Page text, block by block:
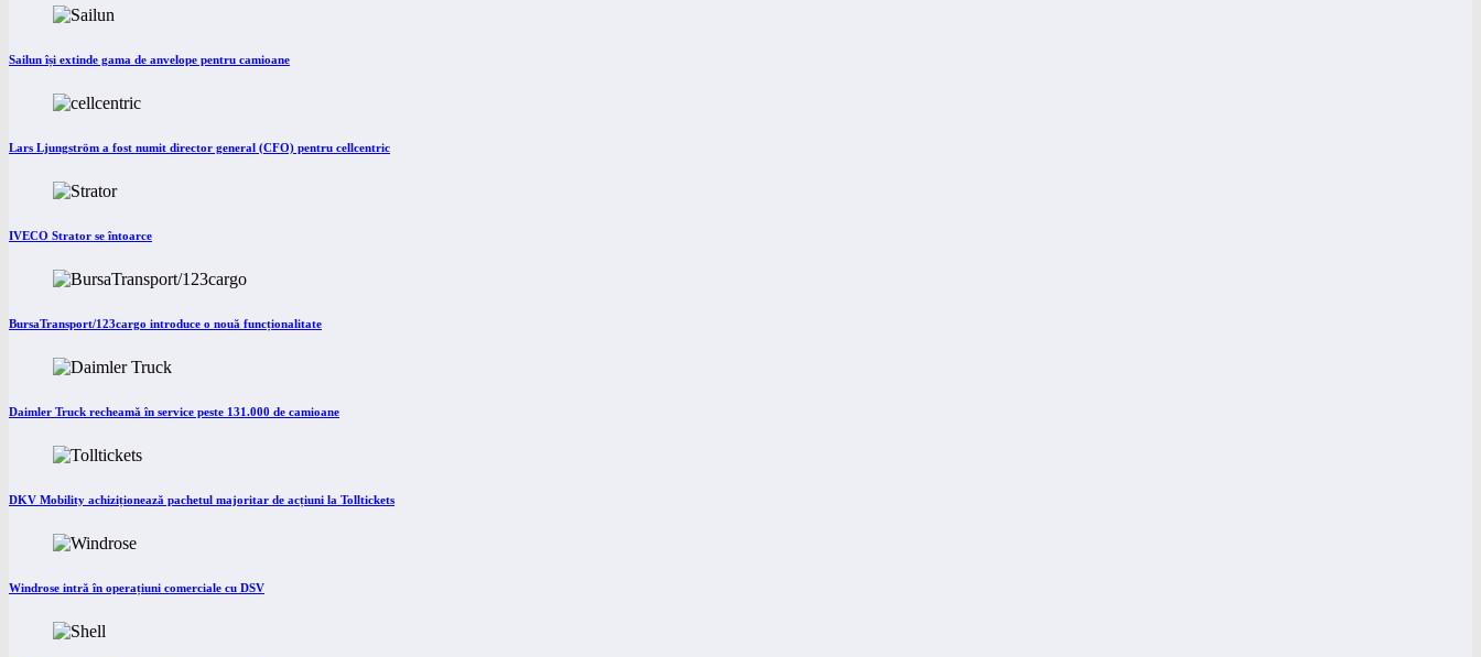
Sailun își extinde gama de anvelope pentru camioane
Lars Ljungström a fost numit director general (CFO) pentru cellcentric
IVECO Strator se întoarce
BursaTransport/123cargo introduce o nouă funcționalitate
Daimler Truck recheamă în service peste 131.000 de camioane
DKV Mobility achiziționează pachetul majoritar de acțiuni la Tolltickets
Windrose intră în operațiuni comerciale cu DSV